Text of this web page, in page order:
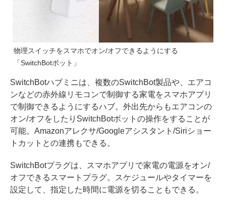
物理スイッチをスマホでオン/オフできるようにする
「SwitchBotボット」
SwitchBotハブミニは、複数のSwitchBot製品や、エアコ
ンなどの赤外線リモコンで制御する家電をスマホアプリ
で制御できるようにするハブ。外出先からもエアコンの
オン/オフをしたりSwitchBotボットの操作をすることが
可能。Amazonアレクサ/Googleアシスタント/Siriショー
トカットとの連携もできる。
SwitchBotプラグは、スマホアプリで家電の電源をオン/
オフできるスマートプラグ。スケジュールやタイマーを
設定して、指定した時間に電源を切ることもできる。